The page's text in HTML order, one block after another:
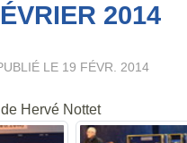
2014
LE 19 FÉVR. 2014
Hervé Nottet